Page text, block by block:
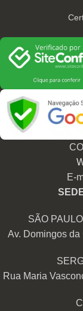
E-
SÃO
Av. Domingos
Rua Maria